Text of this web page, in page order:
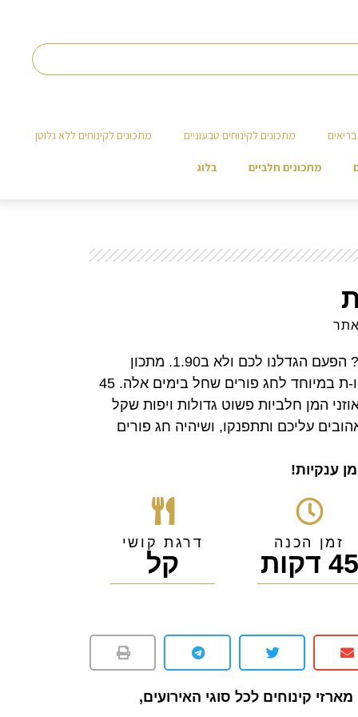
מתכונים לקינוחים טבעוניים מתכונים לקינוחים ללא גלוטן
מתכונים חלביים בלוג
אוהבים אוזני המן עם שוקולד? הפעם הגדלנו לכם ולא ב1.90. מתכון
מטורףףף לאוזני המן ע-נ-ק-י-ו-ת במיוחד לחג פורים שחל בימים אלה. 45
הכנה בלבד ויש לכם 2 אוזני המן חלביות פשוט גדולות ויפות שקל
עליכם ותתפנקו, ושיהיה חג פורים
זמן הכנה
45 דקות
דרגת קושי
קל
קינוחים לכל סוגי האירועים,